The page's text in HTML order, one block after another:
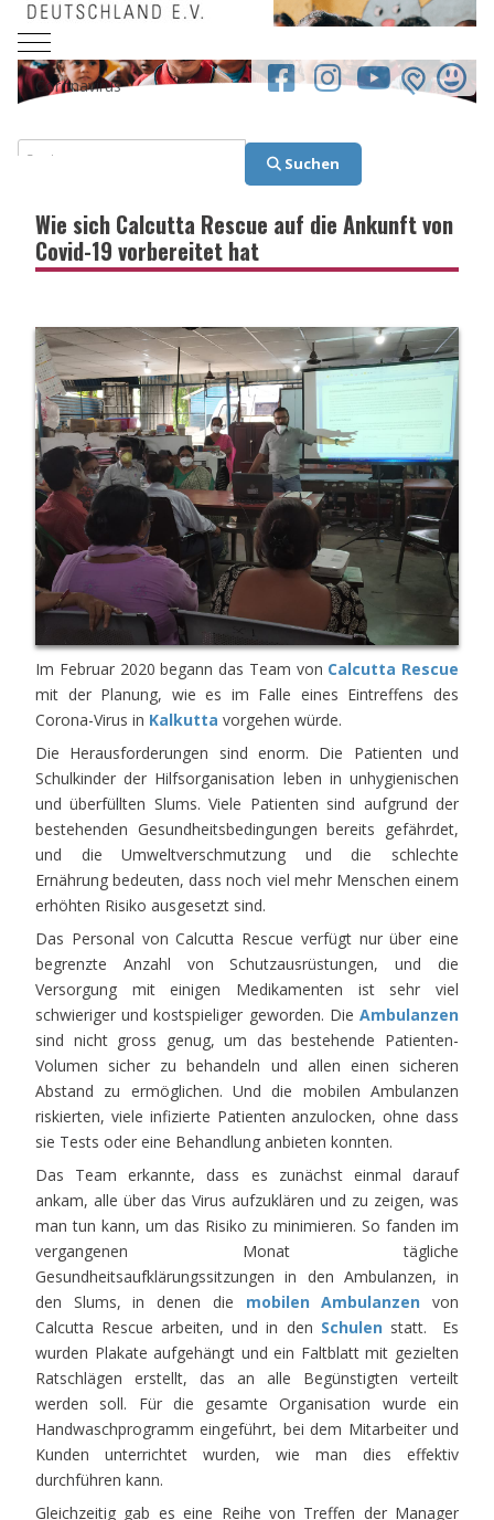
Mobile Menu Toggle
Coronavirus
Suchen
Suchen
Wie sich Calcutta Rescue auf die Ankunft von
Covid-19 vorbereitet hat
Im Februar 2020 begann das Team von Calcutta Rescue
mit der Planung, wie es im Falle eines Eintreffens des
Corona-Virus in Kalkutta vorgehen würde.
Die Herausforderungen sind enorm. Die Patienten und
Schulkinder der Hilfsorganisation leben in unhygienischen
und überfüllten Slums. Viele Patienten sind aufgrund der
bestehenden Gesundheitsbedingungen bereits gefährdet,
und die Umweltverschmutzung und die schlechte
Ernährung bedeuten, dass noch viel mehr Menschen einem
erhöhten Risiko ausgesetzt sind.
Das Personal von Calcutta Rescue verfügt nur über eine
begrenzte Anzahl von Schutzausrüstungen, und die
Versorgung mit einigen Medikamenten ist sehr viel
schwieriger und kostspieliger geworden. Die Ambulanzen
sind nicht gross genug, um das bestehende Patienten-
Volumen sicher zu behandeln und allen einen sicheren
Abstand zu ermöglichen. Und die mobilen Ambulanzen
riskierten, viele infizierte Patienten anzulocken, ohne dass
sie Tests oder eine Behandlung anbieten konnten.
Das Team erkannte, dass es zunächst einmal darauf
ankam, alle über das Virus aufzuklären und zu zeigen, was
man tun kann, um das Risiko zu minimieren. So fanden im
vergangenen Monat tägliche
Gesundheitsaufklärungssitzungen in den Ambulanzen, in
den Slums, in denen die mobilen Ambulanzen von
Calcutta Rescue arbeiten, und in den Schulenstatt. Es
wurden Plakate aufgehängt und ein Faltblatt mit gezielten
Ratschlägen erstellt, das an alle Begünstigten verteilt
werden soll. Für die gesamte Organisation wurde ein
Handwaschprogramm eingeführt, bei dem Mitarbeiter und
Kunden unterrichtet wurden, wie man dies effektiv
durchführen kann.
Gleichzeitig gab es eine Reihe von Treffen der Manager